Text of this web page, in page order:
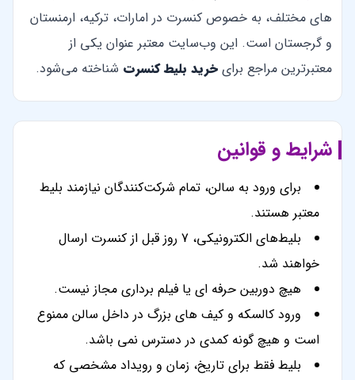
های مختلف، به خصوص کنسرت در امارات، ترکیه، ارمنستان
و گرجستان است. این وب‌سایت معتبر عنوان یکی از
معتبرترین مراجع برای خرید بلیط کنسرت شناخته می‌شود.
شرایط و قوانین
برای ورود به سالن، تمام شرکت‌کنندگان نیازمند بلیط
معتبر هستند.
بلیط‌های الکترونیکی، 7 روز قبل از کنسرت ارسال
خواهند شد.
هیچ دوربین حرفه ای یا فیلم برداری مجاز نیست.
ورود کالسکه و کیف های بزرگ در داخل سالن ممنوع
است و هیچ گونه کمدی در دسترس نمی باشد.
بلیط فقط برای تاریخ، زمان و رویداد مشخصی که